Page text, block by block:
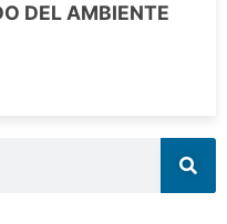
DEL AMBIENTE